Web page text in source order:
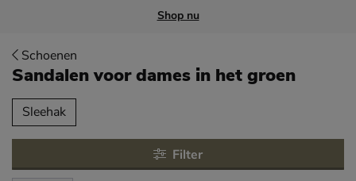
Shop nu
Schoenen
Sandalen voor dames in het groen
over
Sleehak
Filter